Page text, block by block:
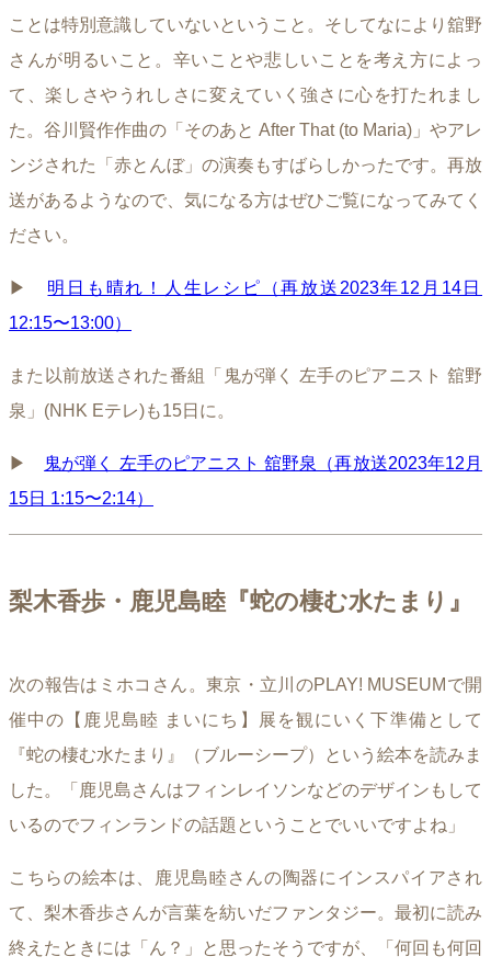
ことは特別意識していないということ。そしてなにより舘野
さんが明るいこと。辛いことや悲しいことを考え方によっ
て、楽しさやうれしさに変えていく強さに心を打たれまし
た。谷川賢作作曲の「そのあと After That (to Maria)」やアレ
ンジされた「赤とんぼ」の演奏もすばらしかったです。再放
送があるようなので、気になる方はぜひご覧になってみてく
ださい。
▶︎ 明日も晴れ！人生レシピ（再放送2023年12月14日
12:15〜13:00）
また以前放送された番組「鬼が弾く 左手のピアニスト 舘野
泉」(NHK Eテレ)も15日に。
▶︎
鬼が弾く 左手のピアニスト 舘野泉（再放送2023年12月
15日 1:15〜2:14）
梨木香歩・鹿児島睦『蛇の棲む水たまり』
次の報告はミホコさん。東京・立川のPLAY! MUSEUMで開
催中の【鹿児島睦 まいにち】展を観にいく下準備として
『蛇の棲む水たまり』（ブルーシープ）という絵本を読みま
した。「鹿児島さんはフィンレイソンなどのデザインもして
いるのでフィンランドの話題ということでいいですよね」
こちらの絵本は、鹿児島睦さんの陶器にインスパイアされ
て、梨木香歩さんが言葉を紡いだファンタジー。最初に読み
終えたときには「ん？」と思ったそうですが、「何回も何回